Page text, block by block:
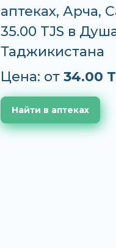
аптеках, Арча,
35.00 TJS в
Таджикистана
Цена: от 34.00
Найти в аптеках